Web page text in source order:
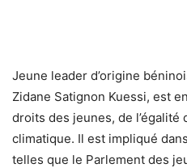
Jeune leader d’origine
Zidane Satignon Kuessi, est
droits des jeunes, de
climatique. Il est impliqué
telles que le Parlement des